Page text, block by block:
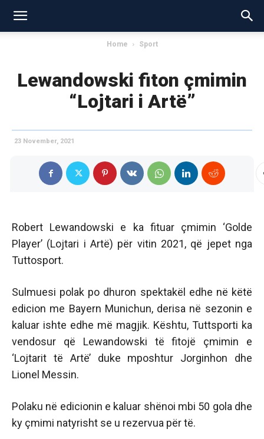
Home Sport
Lewandowski fiton çmimin
“Lojtari i Artë”
23 November, 2021
Robert Lewandowski e ka fituar çmimin ‘Golde
Player’ (Lojtari i Artë) për vitin 2021, që jepet nga
Tuttosport.
Sulmuesi polak po dhuron spektakël edhe në këtë
edicion me Bayern Munichun, derisa në sezonin e
kaluar ishte edhe më magjik. Kështu, Tuttsporti ka
vendosur që Lewandowski të fitojë çmimin e
‘Lojtarit të Artë’ duke mposhtur Jorginhon dhe
Lionel Messin.
Polaku në edicionin e kaluar shënoi mbi 50 gola dhe
ky çmimi natyrisht se u rezervua për të.